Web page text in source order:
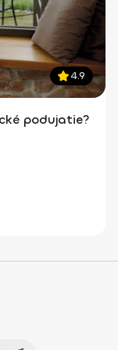
4.9
podujatie?